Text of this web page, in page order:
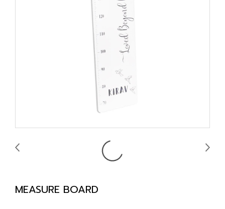
MEASURE BOARD